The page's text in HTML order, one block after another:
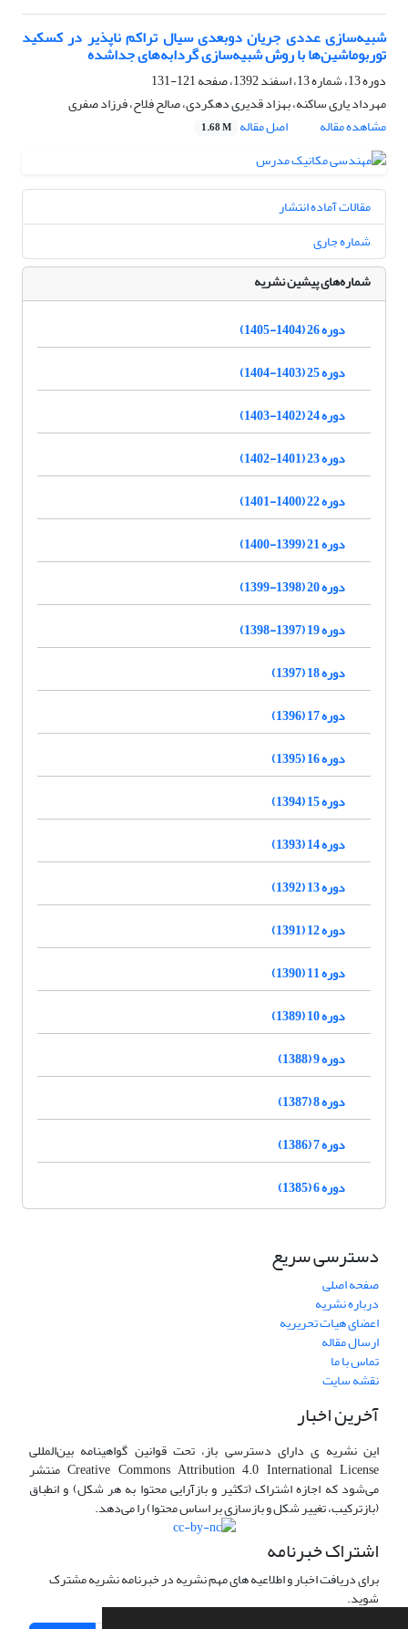
شبیه‌سازی عددی جریان دوبعدی سیال تراکم ناپذیر در کسکید
توربوماشین‌ها با روش شبیه‌سازی گردابه‌های جداشده
دوره 13، شماره 13، اسفند 1392، صفحه
121-131
مهرداد یاری ساکنه، بهزاد قدیری دهکردی، صالح فلاح، فرزاد صفری
مشاهده مقاله
اصل مقاله 1.68 M
مقالات آماده انتشار
شماره جاری
شماره‌های پیشین نشریه
دوره 26 (1404-1405)
دوره 25 (1403-1404)
دوره 24 (1402-1403)
دوره 23 (1401-1402)
دوره 22 (1400-1401)
دوره 21 (1399-1400)
دوره 20 (1398-1399)
دوره 19 (1397-1398)
دوره 18 (1397)
دوره 17 (1396)
دوره 16 (1395)
دوره 15 (1394)
دوره 14 (1393)
دوره 13 (1392)
دوره 12 (1391)
دوره 11 (1390)
دوره 10 (1389)
دوره 9 (1388)
دوره 8 (1387)
دوره 7 (1386)
دوره 6 (1385)
دسترسی سریع
صفحه اصلی
درباره نشریه
اعضای هیات تحریریه
ارسال مقاله
تماس با ما
نقشه سایت
آخرین اخبار
این نشریه ی دارای دسترسی باز، تحت قوانین گواهینامه بین‌المللی
Creative Commons Attribution 4.0 International License منتشر
می‌شود که اجازه اشتراک (تکثیر و بازآرایی محتوا به هر شکل) و انطباق
(بازترکیب، تغییر شکل و بازسازی بر اساس محتوا) را می‌دهد.
اشتراک خبرنامه
برای دریافت اخبار و اطلاعیه های مهم نشریه در خبرنامه نشریه مشترک
شوید.